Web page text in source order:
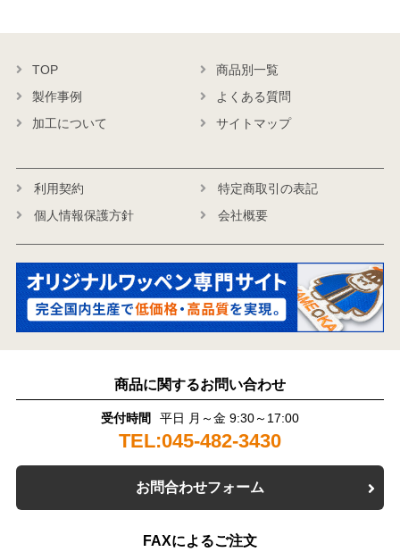
TOP
商品別一覧
製作事例
よくある質問
加工について
サイトマップ
利用契約
特定商取引の表記
個人情報保護方針
会社概要
商品に関するお問い合わせ
受付時間 平日 月～金 9:30～17:00
TEL:045-482-3430
お問合わせフォーム
FAXによるご注文